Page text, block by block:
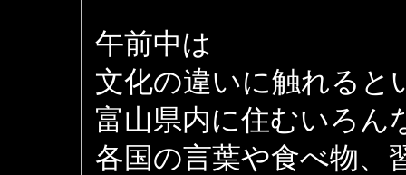
午前中は
文化の違いに触れると
富山県内に住むいろん
各国の言葉や食べ物、